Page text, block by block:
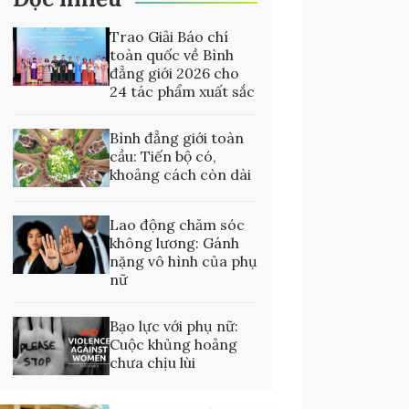
Trao Giải Báo chí
toàn quốc về Bình
đẳng giới 2026 cho
24 tác phẩm xuất sắc
Bình đẳng giới toàn
cầu: Tiến bộ có,
khoảng cách còn dài
Lao động chăm sóc
không lương: Gánh
nặng vô hình của phụ
nữ
Bạo lực với phụ nữ:
Cuộc khủng hoảng
chưa chịu lùi